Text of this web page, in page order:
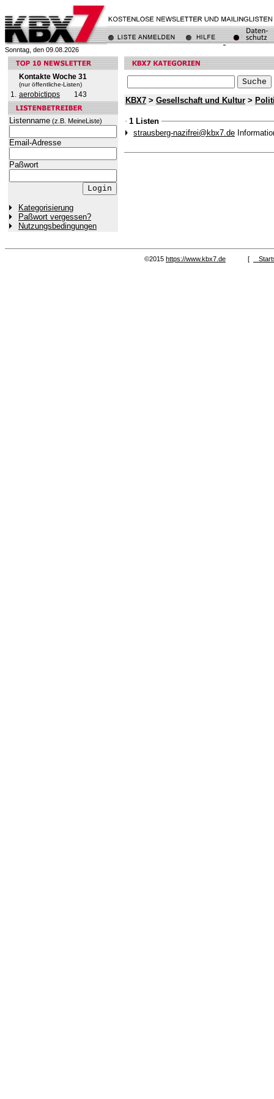
Sonntag, den 09.08.2026
Kontakte Woche 31
(nur öffentliche-Listen)
1. aerobictipps 143
Listenname (z.B. MeineListe)
Email-Adresse
Paßwort
Kategorisierung
Paßwort vergessen?
Nutzungsbedingungen
KBX7 > Gesellschaft und Kultur >
1 Listen
strausberg-nazifrei@kbx7.de
©2015 https://www.kbx7.de [